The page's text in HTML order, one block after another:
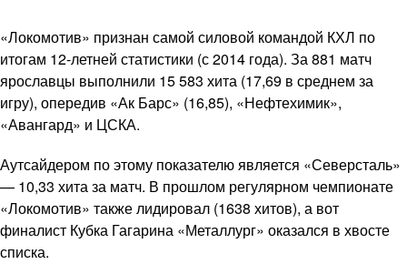
«Локомотив» признан самой силовой командой КХЛ по
итогам 12-летней статистики (с 2014 года). За 881 матч
ярославцы выполнили 15 583 хита (17,69 в среднем за
игру), опередив «Ак Барс» (16,85), «Нефтехимик»,
«Авангард» и ЦСКА.
Аутсайдером по этому показателю является «Северсталь»
— 10,33 хита за матч. В прошлом регулярном чемпионате
«Локомотив» также лидировал (1638 хитов), а вот
финалист Кубка Гагарина «Металлург» оказался в хвосте
списка.